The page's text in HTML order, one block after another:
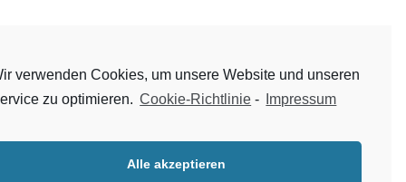
verwenden Cookies, um unsere Website und unseren
zu optimieren. Cookie-Richtlinie - Impressum
Alle akzeptieren